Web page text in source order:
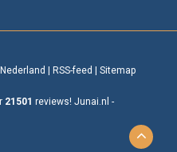
RSS-feed Sitemap
21501 reviews! Junai.nl -